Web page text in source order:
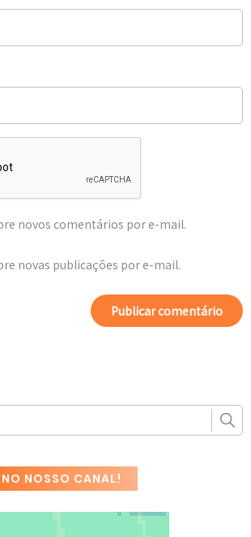
novos comentários por e-mail.
novas publicações por e-mail.
NOSSO CANAL!